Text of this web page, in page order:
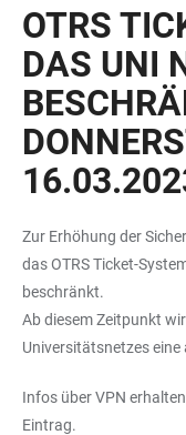
OTRS
DAS UNI
Zur Erhöhung der
das OTRS Ticket-
beschränkt.
Ab diesem Zeitpunkt
Universitätsnetzes
Infos über VPN
Eintrag.